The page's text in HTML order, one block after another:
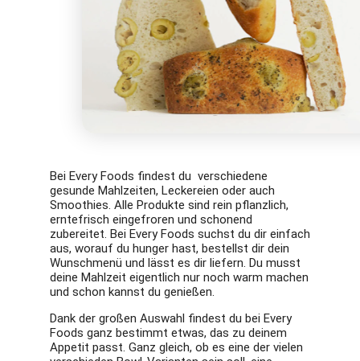
Bei Every Foods findest du verschiedene
gesunde Mahlzeiten, Leckereien oder auch
Smoothies. Alle Produkte sind rein pflanzlich,
erntefrisch eingefroren und schonend
zubereitet. Bei Every Foods suchst du dir einfach
aus, worauf du hunger hast, bestellst dir dein
Wunschmenü und lässt es dir liefern. Du musst
deine Mahlzeit eigentlich nur noch warm machen
und schon kannst du genießen.
Dank der großen Auswahl findest du bei Every
Foods ganz bestimmt etwas, das zu deinem
Appetit passt. Ganz gleich, ob es eine der vielen